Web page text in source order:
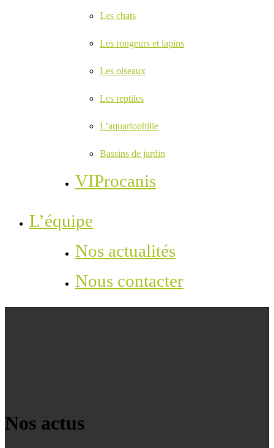
Les chats
Les rongeurs et lapins
Les oiseaux
Les reptiles
L’aquariophilie
Bassins de jardin
VIProcanis
L’équipe
Nos actualités
Nous contacter
Nos actus